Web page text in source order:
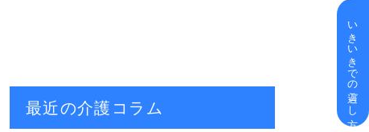
最近の介護コラム いきいきでの過ごし方